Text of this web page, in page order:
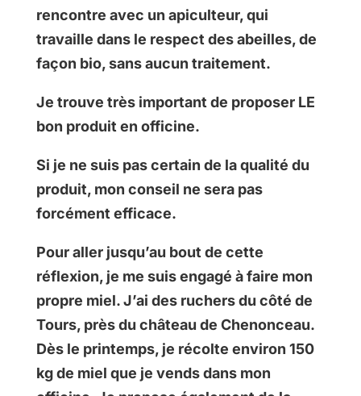
rencontre avec un apiculteur, qui
travaille dans le respect des abeilles, de
façon bio, sans aucun traitement.
Je trouve très important de proposer LE
bon produit en officine.
Si je ne suis pas certain de la qualité du
produit, mon conseil ne sera pas
forcément efficace.
Pour aller jusqu’au bout de cette
réflexion, je me suis engagé à faire mon
propre miel. J’ai des ruchers du côté de
Tours, près du château de Chenonceau.
Dès le printemps, je récolte environ 150
kg de miel que je vends dans mon